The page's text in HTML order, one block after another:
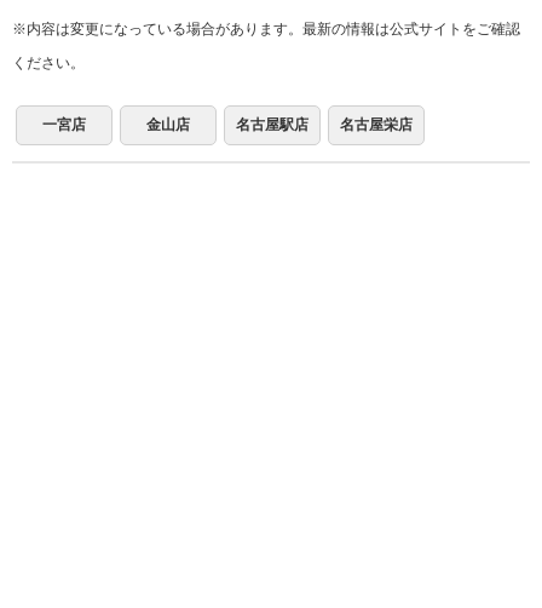
※内容は変更になっている場合があります。最新の情報は公式サイトをご確認
ください。
一宮店 金山店 名古屋駅店 名古屋栄店